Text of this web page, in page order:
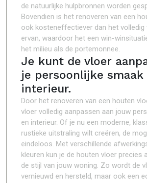
de natuurlijke hulpbronnen worden
Bovendien is het renoveren van een
ook kosteneffectiever dan het volledig
ervan, waardoor het een win-
het milieu als de portemonnee.
Je kunt de vloer
je persoonlijke smaak
interieur.
Door het renoveren van een houten
vloer volledig aanpassen aan jouw
en interieur. Of je nu een moderne,
rustieke uitstraling wilt creëren, de
eindeloos. Met verschillende
kleuren kun je de houten vloer precies
de stijl van jouw woning. Zo wordt de
vernieuwd en hersteld, maar ook een